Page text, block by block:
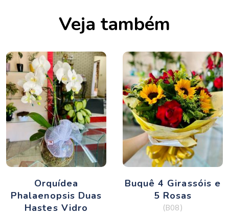
Veja também
Orquídea
Phalaenopsis Duas
Hastes Vidro
Buquê 4 Girassóis e
5 Rosas
(B08)